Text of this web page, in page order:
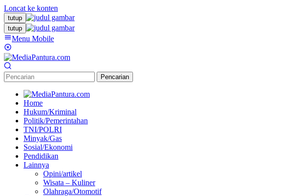
Loncat ke konten
tutup
tutup
Menu Mobile
Pencarian
Home
Hukum/Kriminal
Politik/Pemerintahan
TNI/POLRI
Minyak/Gas
Sosial/Ekonomi
Pendidikan
Lainnya
Opini/artikel
Wisata – Kuliner
Olahraga/Otomotif